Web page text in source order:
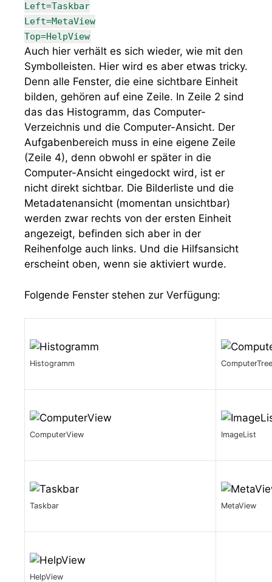
Left=Taskbar
Left=MetaView
Top=HelpView
Auch hier verhält es sich wieder, wie mit den
Symbolleisten. Hier wird es aber etwas tricky.
Denn alle Fenster, die eine sichtbare Einheit
bilden, gehören auf eine Zeile. In Zeile 2 sind
das das Histogramm, das Computer-
Verzeichnis und die Computer-Ansicht. Der
Aufgabenbereich muss in eine eigene Zeile
(Zeile 4), denn obwohl er später in die
Computer-Ansicht eingedockt wird, ist er
nicht direkt sichtbar. Die Bilderliste und die
Metadatenansicht (momentan unsichtbar)
werden zwar rechts von der ersten Einheit
angezeigt, befinden sich aber in der
Reihenfolge auch links. Und die Hilfsansicht
erscheint oben, wenn sie aktiviert wurde.
Folgende Fenster stehen zur Verfügung:
Histogramm ComputerTree
ComputerView ImageList
Taskbar MetaView
HelpView